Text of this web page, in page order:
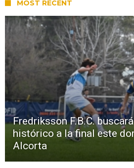
MOST RECENT
Fredriksson F.B.C.
histórico a la final este
Alcorta